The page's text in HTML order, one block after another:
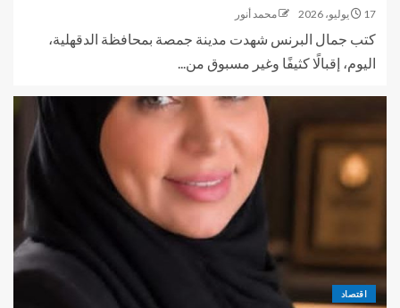
17 يوليو، 2026 محمد أنور
كتب جمال البرنس شهدت مدينة جمصة بمحافظة الدقهلية،
اليوم، إقبالًا كثيفًا وغير مسبوق من...
اقتصاد